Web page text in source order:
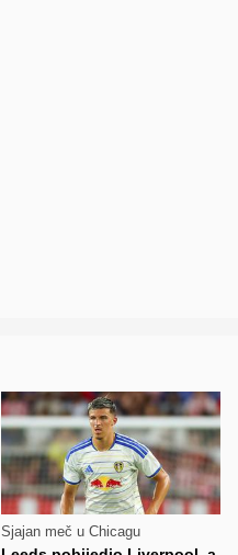
Sjajan meč u Chicagu